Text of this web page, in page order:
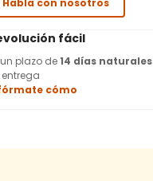
fácil
un plazo de14 días naturales
entrega
cómo